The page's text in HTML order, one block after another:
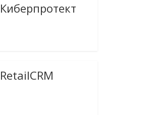
Киберпротект
RetailCRM